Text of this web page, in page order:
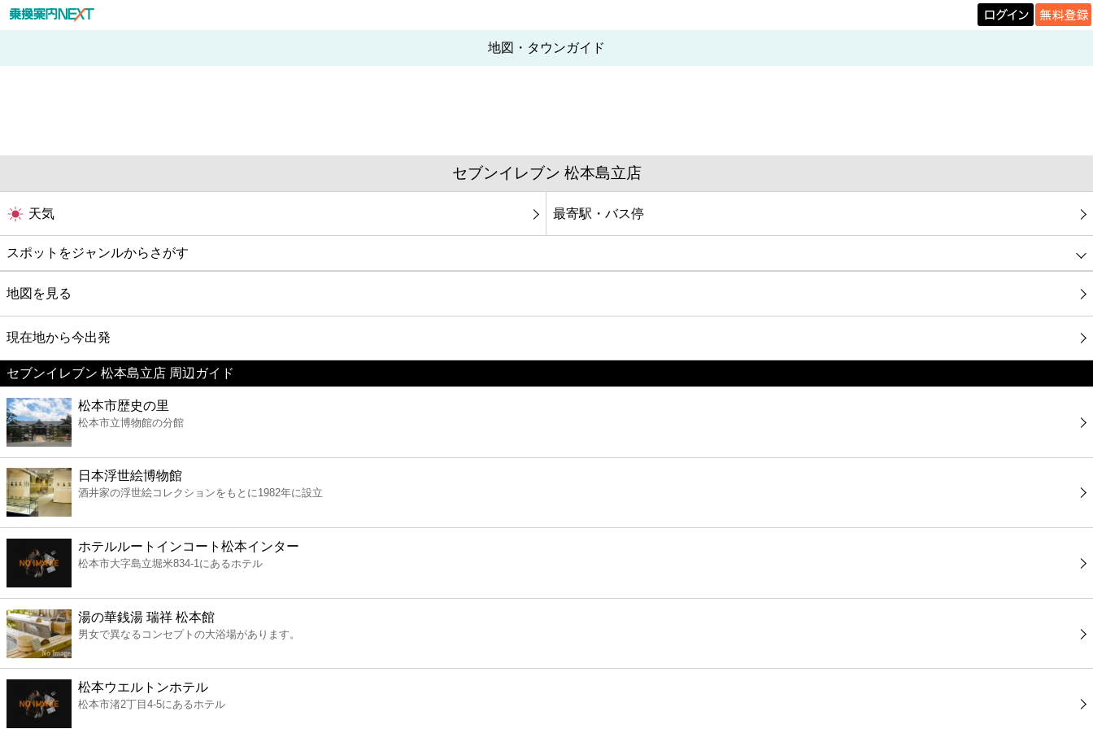
地図・タウンガイド
セブンイレブン 松本島立店
天気 最寄駅・バス停
スポットをジャンルからさがす
グルメ
映画
美容
コンビニ
薬局
スーパー
エンタメ
レジャー
書店
ファミレス
地図を見る
現在地から今出発
セブンイレブン 松本島立店 周辺ガイド
松本市歴史の里
松本市立博物館の分館
日本浮世絵博物館
酒井家の浮世絵コレクションをもとに1982年に設立
ホテルルートインコート松本インター
松本市大字島立堀米834-1にあるホテル
湯の華銭湯 瑞祥 松本館
男女で異なるコンセプトの大浴場があります。
松本ウエルトンホテル
松本市渚2丁目4-5にあるホテル